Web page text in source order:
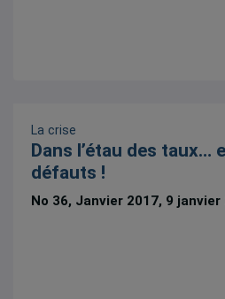
La crise
Dans l’étau des taux…
défauts !
No 36, Janvier 2017, 9 janvier